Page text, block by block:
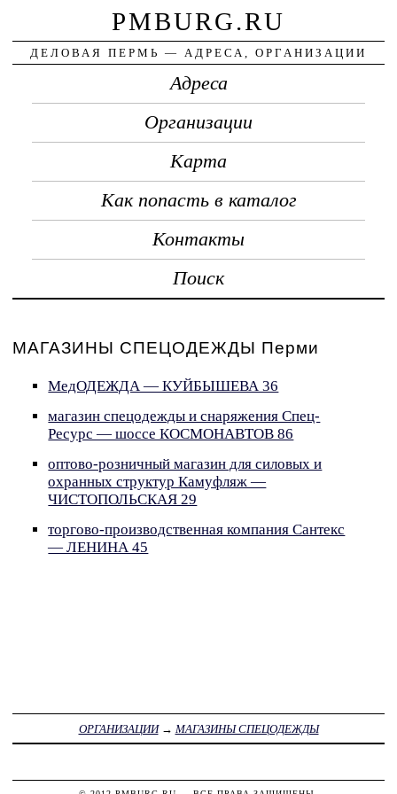
PMBURG.RU
ДЕЛОВАЯ ПЕРМЬ — АДРЕСА, ОРГАНИЗАЦИИ
Адреса
Организации
Карта
Как попасть в каталог
Контакты
Поиск
МАГАЗИНЫ СПЕЦОДЕЖДЫ Перми
МедОДЕЖДА — КУЙБЫШЕВА 36
магазин спецодежды и снаряжения Спец-
Ресурс — шоссе КОСМОНАВТОВ 86
оптово-розничный магазин для силовых и
охранных структур Камуфляж —
ЧИСТОПОЛЬСКАЯ 29
торгово-производственная компания Сантекс
— ЛЕНИНА 45
ОРГАНИЗАЦИИ→ МАГАЗИНЫ СПЕЦОДЕЖДЫ